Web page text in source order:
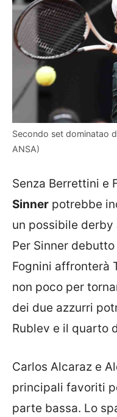
Secondo set dominatao
ANSA)
Senza Berrettini e
Sinner potrebbe
un possibile derby
Per Sinner
Fognini affronterà
non poco per
dei due azzurri
Rublev e il quarto
Carlos Alcaraz e
principali favoriti
parte bassa. Lo